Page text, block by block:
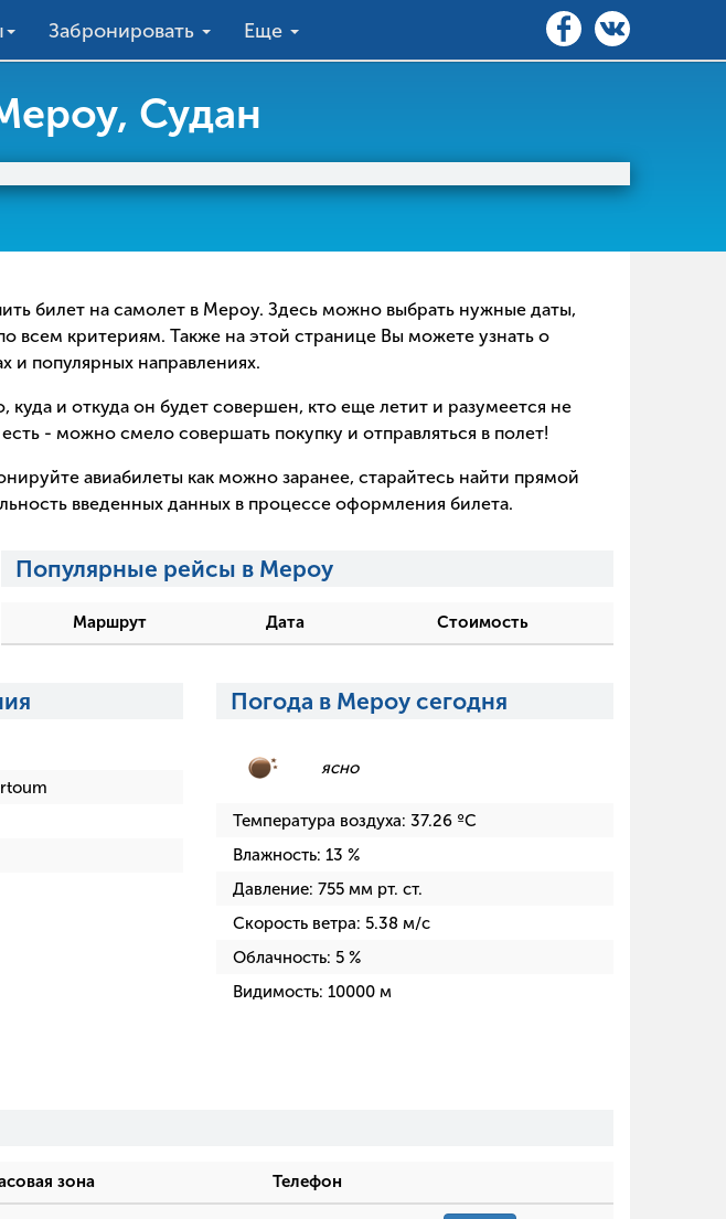
Забронировать Еще
Судан
билет на самолет в Мероу. Здесь можно выбрать нужные даты,
всем критериям. Также на этой странице Вы можете узнать о
и популярных направлениях.
и откуда он будет совершен, кто еще летит и разумеется не
- можно смело совершать покупку и отправляться в полет!
авиабилеты как можно заранее, старайтесь найти прямой
введенных данных в процессе оформления билета.
Популярные рейсы в Мероу
Маршрут Дата Стоимость
Погода в Мероу сегодня
ясно
Температура воздуха: 37.26 ºC
Влажность: 13 %
Давление: 755 мм рт. ст.
Скорость ветра: 5.38 м/с
Облачность: 5 %
Видимость: 10000 м
зона Телефон